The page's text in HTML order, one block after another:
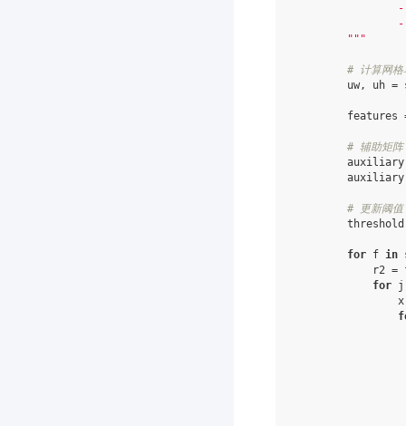
-
-
        """
# 计算网格
uw, uh =
features
# 辅助矩
auxiliary
auxiliary
# 更新阈值
threshold
for f in
r2 =
for j
x